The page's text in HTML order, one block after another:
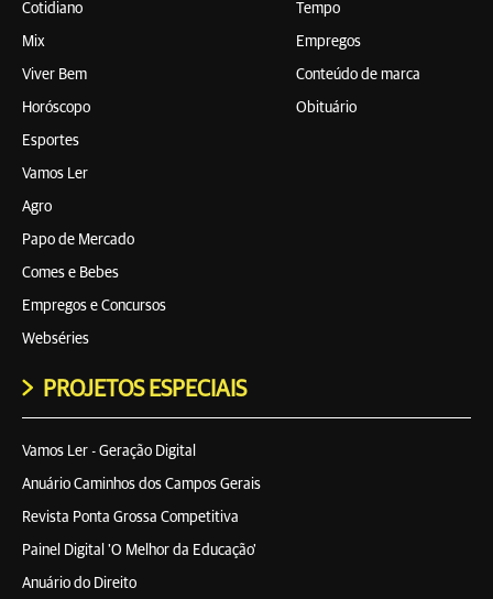
Cotidiano
Mix
Viver Bem
Horóscopo
Esportes
Vamos Ler
Agro
Papo de Mercado
Comes e Bebes
Empregos e Concursos
Webséries
Tempo
Empregos
Conteúdo de marca
Obituário
PROJETOS ESPECIAIS
Vamos Ler - Geração Digital
Anuário Caminhos dos Campos Gerais
Revista Ponta Grossa Competitiva
Painel Digital 'O Melhor da Educação'
Anuário do Direito